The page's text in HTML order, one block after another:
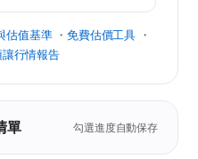
估值基準・免費估價工具 ・
行情報告
單 勾選進度自動保存